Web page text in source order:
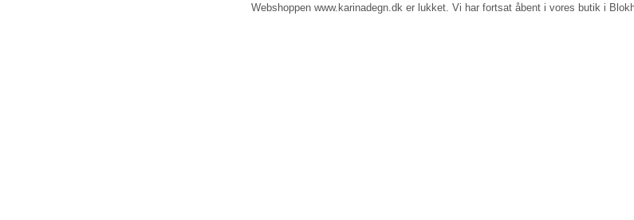
Webshoppen www.karinadegn.dk er lukket. Vi har fortsat åbent i vores butik i